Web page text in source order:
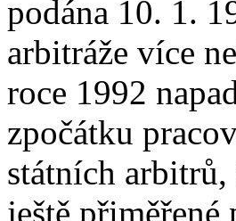
podána 10. 1.
arbitráže více
roce 1992
zpočátku
státních
ještě